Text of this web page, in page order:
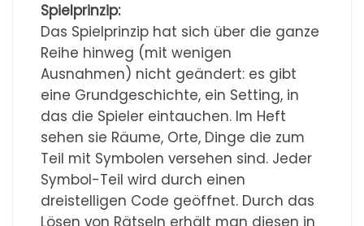
Spielprinzip:
Das Spielprinzip hat sich über die ganze
Reihe hinweg (mit wenigen
Ausnahmen) nicht geändert: es gibt
eine Grundgeschichte, ein Setting, in
das die Spieler eintauchen. Im Heft
sehen sie Räume, Orte, Dinge die zum
Teil mit Symbolen versehen sind. Jeder
Symbol-Teil wird durch einen
dreistelligen Code geöffnet. Durch das
Lösen von Rätseln erhält man diesen in